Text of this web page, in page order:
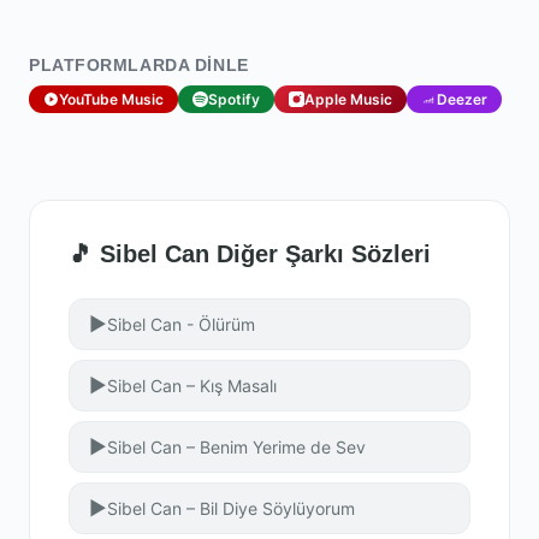
PLATFORMLARDA DINLE
YouTube Music Spotify Apple Music Deezer
🎵 Sibel Can Diğer Şarkı Sözleri
▶Sibel Can - Ölürüm
▶Sibel Can – Kış Masalı
▶Sibel Can – Benim Yerime de Sev
▶Sibel Can – Bil Diye Söylüyorum